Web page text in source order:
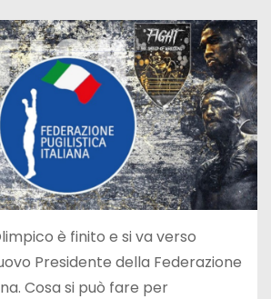
è finito e si va verso
Presidente della Federazione
Cosa si può fare per